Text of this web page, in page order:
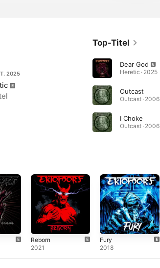
2025
Top-Titel
Dear God
Heretic · 2025
Outcast
Outcast · 2006
I Choke
Outcast · 2006
Reborn
2021
Fury
2018